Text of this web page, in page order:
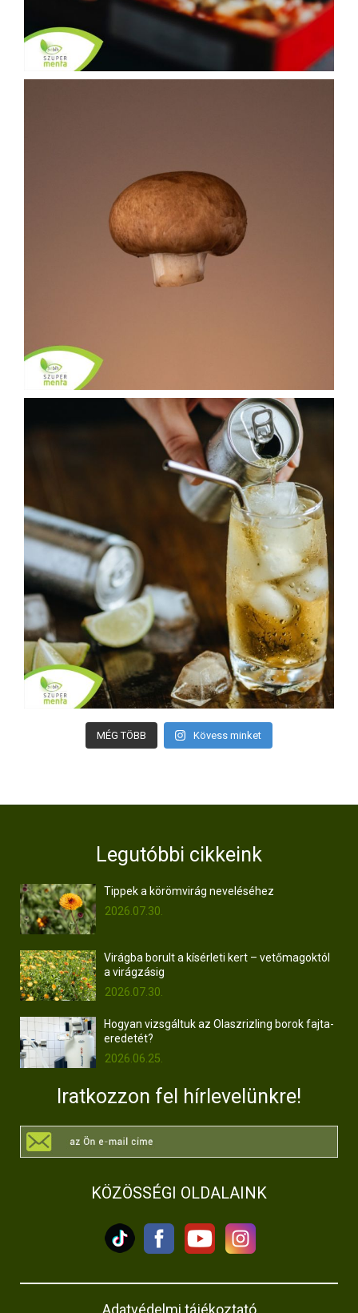
MÉG TÖBB Kövess minket
Legutóbbi cikkeink
Tippek a körömvirág neveléséhez
2026.07.30.
Virágba borult a kísérleti kert – vetőmagoktól
a virágzásig
2026.07.30.
Hogyan vizsgáltuk az Olaszrizling borok fajta-
eredetét?
2026.06.25.
Iratkozzon fel hírlevelünkre!
KÖZÖSSÉGI OLDALAINK
Adatvédelmi tájékoztató